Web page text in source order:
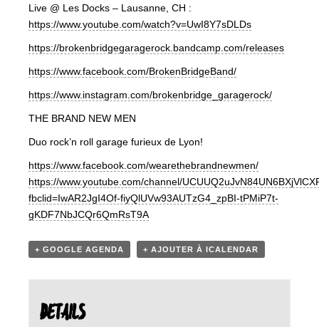
Live @ Les Docks – Lausanne, CH :
https://www.youtube.com/watch?v=UwI8Y7sDLDs
https://brokenbridgegaragerock.bandcamp.com/releases
https://www.facebook.com/BrokenBridgeBand/
https://www.instagram.com/brokenbridge_garagerock/
THE BRAND NEW MEN
Duo rock’n roll garage furieux de Lyon!
https://www.facebook.com/wearethebrandnewmen/
https://www.youtube.com/channel/
fbclid=IwAR2JgI4Of-fiyQlUVw93AUTzG4_zpBI-tPMiP7t-
gKDF7NbJCQr6QmRsT9A
+ GOOGLE AGENDA + AJOUTER À ICALENDAR
DETAILS